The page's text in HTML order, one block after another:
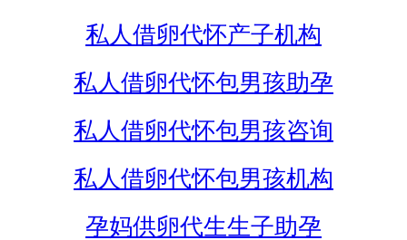
私人借卵代怀产子机构
私人借卵代怀包男孩助孕
私人借卵代怀包男孩咨询
私人借卵代怀包男孩机构
孕妈供卵代生生子助孕